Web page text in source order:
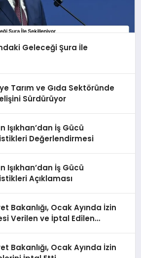
Geleceği Şura İle
Tarım ve Gıda Sektöründe
Sürdürüyor
Işıkhan’dan İş Gücü
Değerlendirmesi
Işıkhan’dan İş Gücü
Açıklaması
Bakanlığı, Ocak Ayında İzin
Verilen ve İptal Edilen
Bakanlığı, Ocak Ayında İzin